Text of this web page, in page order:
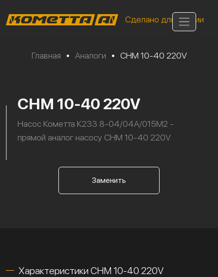
Сделано для России
Главная • Аналоги • CHM 10-40 220V
CHM 10-40 220V
Насос Кометта К233 8-04/04А/015М2 -
прямой аналог насосу CHM 10-40 220V
Заменить
Характеристики CHM 10-40 220V